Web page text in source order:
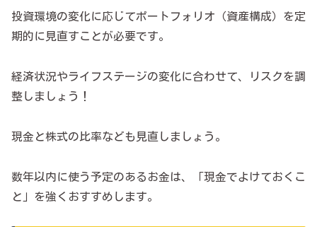
投資環境の変化に応じてポートフォリオ（資産構成）を定
期的に見直すことが必要です。
経済状況やライフステージの変化に合わせて、リスクを調
整しましょう！
現金と株式の比率なども見直しましょう。
数年以内に使う予定のあるお金は、「現金でよけておくこ
と」を強くおすすめします。